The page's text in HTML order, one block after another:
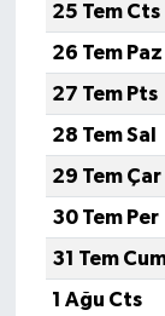
25 Tem Cts
26 Tem Paz
27 Tem Pts
28 Tem Sal
29 Tem Çar
30 Tem Per
31 Tem
1 Ağu Cts